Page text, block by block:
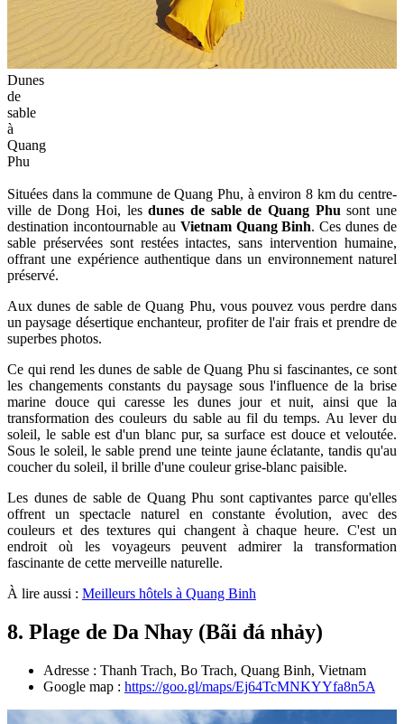
Dunes
de
sable
à
Quang
Phu
Situées dans la commune de Quang Phu, à environ 8 km du centre-
ville de Dong Hoi, lesdunes de sable de Quang Phu sont une
destination incontournable au Vietnam Quang Binh. Ces dunes de
sable préservées sont restées intactes, sans intervention humaine,
offrant une expérience authentique dans un environnement naturel
préservé.
Aux dunes de sable de Quang Phu, vous pouvez vous perdre dans
un paysage désertique enchanteur, profiter de l'air frais et prendre de
superbes photos.
Ce qui rend les dunes de sable de Quang Phu si fascinantes, ce sont
les changements constants du paysage sous l'influence de la brise
marine douce qui caresse les dunes jour et nuit, ainsi que la
transformation des couleurs du sable au fil du temps. Au lever du
soleil, le sable est d'un blanc pur, sa surface est douce et veloutée.
Sous le soleil, le sable prend une teinte jaune éclatante, tandis qu'au
coucher du soleil, il brille d'une couleur grise-blanc paisible.
Les dunes de sable de Quang Phu sont captivantes parce qu'elles
offrent un spectacle naturel en constante évolution, avec des
couleurs et des textures qui changent à chaque heure. C'est un
endroit où les voyageurs peuvent admirer la transformation
fascinante de cette merveille naturelle.
À lire aussi : Meilleurs hôtels à Quang Binh
8. Plage de Da Nhay (Bãi đá nhảy)
Adresse : Thanh Trach, Bo Trach, Quang Binh, Vietnam
Google map : https://goo.gl/maps/Ej64TcMNKYYfa8n5A